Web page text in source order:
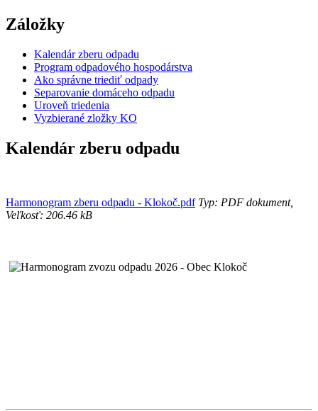
Záložky
Kalendár zberu odpadu
Program odpadového hospodárstva
Ako správne triediť odpady
Separovanie domáceho odpadu
Uroveň triedenia
Vyzbierané zložky KO
Kalendár zberu odpadu
Harmonogram zberu odpadu - Klokoč.pdfTyp: PDF dokument,
Veľkosť: 206.46 kB